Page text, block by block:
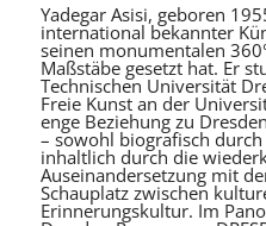
Yadegar Asisi, geboren
international bekannter
seinen monumentalen
Maßstäbe gesetzt hat. Er
Technischen Universität
Freie Kunst an der
enge Beziehung zu
– sowohl biografisch
inhaltlich durch die
Auseinandersetzung mit
Schauplatz zwischen
Erinnerungskultur. Im